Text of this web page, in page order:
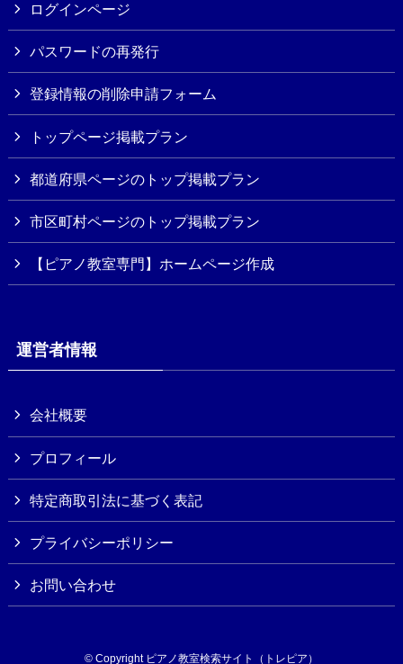
ログインページ
パスワードの再発行
登録情報の削除申請フォーム
トップページ掲載プラン
都道府県ページのトップ掲載プラン
市区町村ページのトップ掲載プラン
【ピアノ教室専門】ホームページ作成
運営者情報
会社概要
プロフィール
特定商取引法に基づく表記
プライバシーポリシー
お問い合わせ
© Copyright ピアノ教室検索サイト（トレピア）